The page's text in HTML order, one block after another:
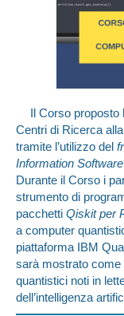
Il Corso proposto
Centri di Ricerca
tramite l’utilizzo del
Information
Durante il Corso i
strumento di
pacchetti Qiskit per
a computer
piattaforma IBM
sarà mostrato come
quantistici noti in
dell’intelligenza